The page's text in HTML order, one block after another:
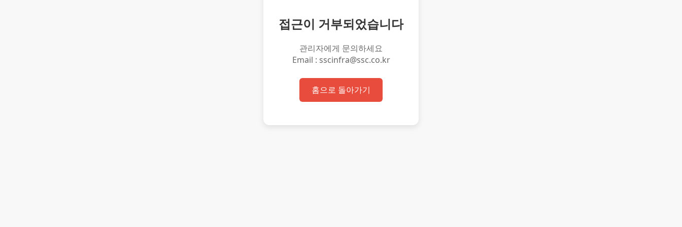
접근이 거부되었습니다
관리자에게 문의하세요
Email : sscinfra@ssc.co.kr
홈으로 돌아가기